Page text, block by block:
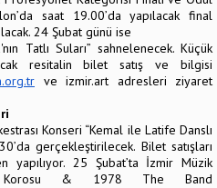
saat 19.00’da yapılacak final
24 Şubat günü ise
Tatlı Suları” sahnelenecek. Küçük
resitalin bilet satış ve bilgisi
ve izmir.art adresleri ziyaret
Konseri “Kemal ile Latife Danslı
gerçekleştirilecek. Bilet satışları
yapılıyor. 25 Şubat’ta İzmir Müzik
Korosu & 1978 The Band